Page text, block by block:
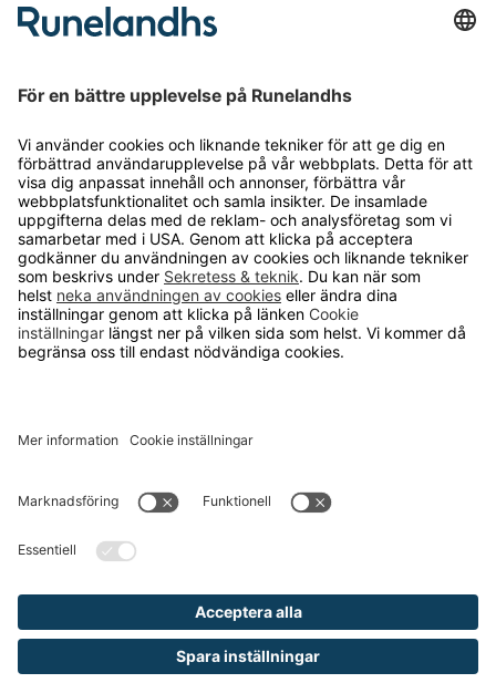
Försäljningsvillkor
Cookie inställningar
OM RUNELANDHS
Om Runelandhs
Köpvillkor
Läsvärt
0480-15940
E-POST